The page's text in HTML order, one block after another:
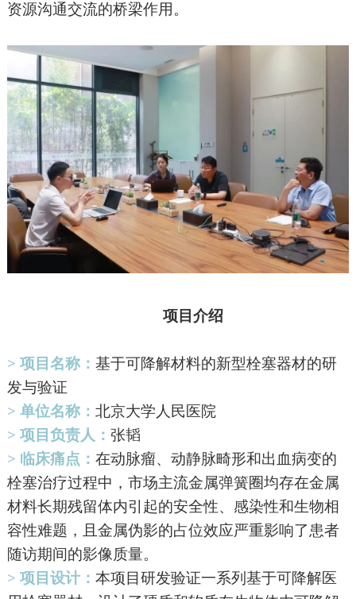
资源沟通交流的桥梁作用。
项目介绍
> 项目名称： 基于可降解材料的新型栓塞器材的研
发与验证
> 单位名称： 北京大学人民医院
> 项目负责人： 张韬
> 临床痛点： 在动脉瘤、动静脉畸形和出血病变的
栓塞治疗过程中，市场主流金属弹簧圈均存在金属
材料长期残留体内引起的安全性、感染性和生物相
容性难题，且金属伪影的占位效应严重影响了患者
随访期间的影像质量。
> 项目设计： 本项目研发验证一系列基于可降解医